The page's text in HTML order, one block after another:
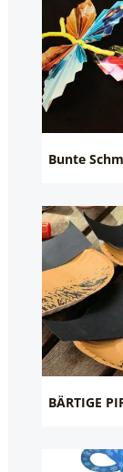
Bunte
BÄRTIGE